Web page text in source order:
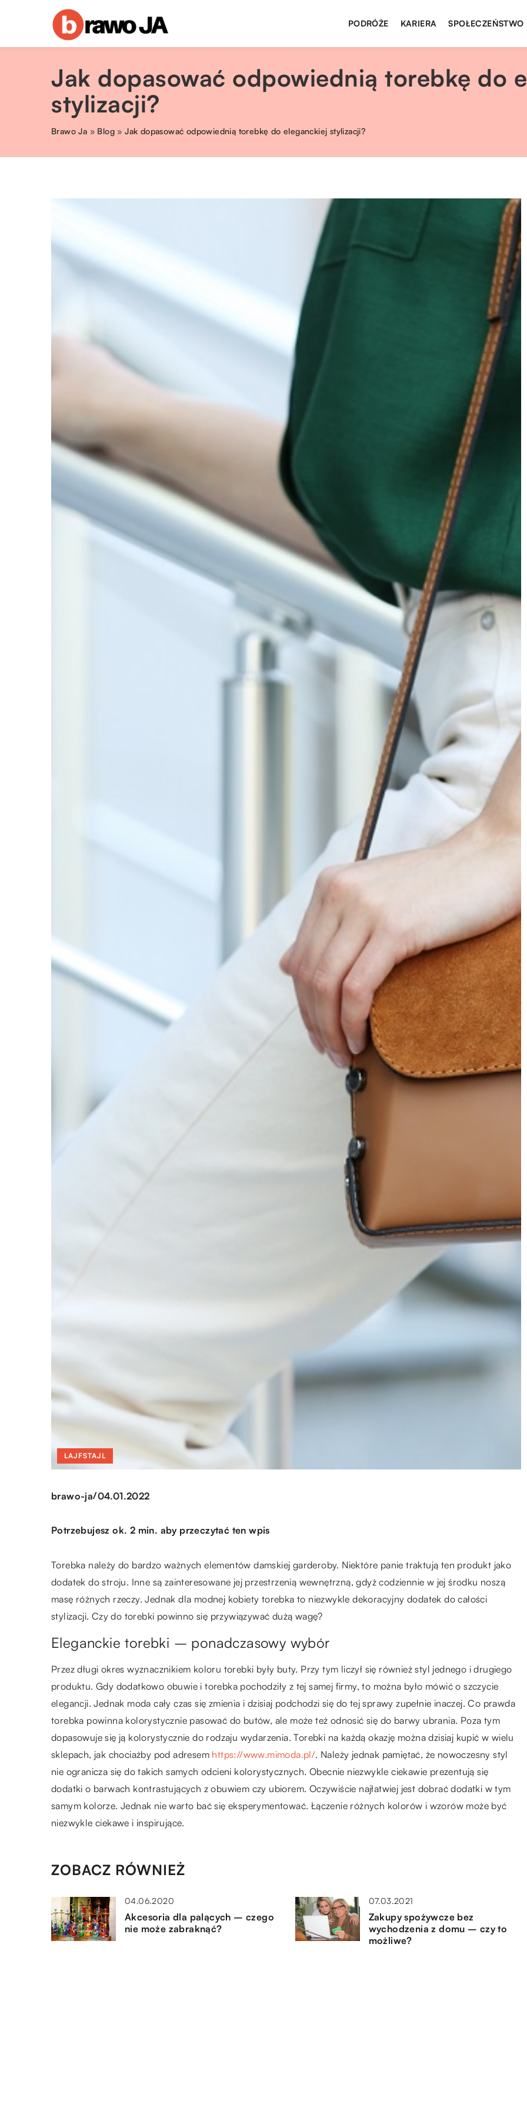
PODRÓŻE KARIERA SPOŁECZEŃSTWO
Jak dopasować odpowiednią torebkę do
stylizacji?
Brawo Ja » Blog »Jak dopasować odpowiednią torebkę do eleganckiej stylizacji?
LAJFSTAJL
brawo-ja/04.01.2022
Potrzebujesz ok. 2 min. aby przeczytać ten wpis
Torebka należy do bardzo ważnych elementów damskiej garderoby. Niektóre panie traktują ten produkt jako
dodatek do stroju. Inne są zainteresowane jej przestrzenią wewnętrzną, gdyż codziennie w jej środku noszą
masę różnych rzeczy. Jednak dla modnej kobiety torebka to niezwykle dekoracyjny dodatek do całości
stylizacji. Czy do torebki powinno się przywiązywać dużą wagę?
Eleganckie torebki – ponadczasowy wybór
Przez długi okres wyznacznikiem koloru torebki były buty. Przy tym liczył się również styl jednego i drugiego
produktu. Gdy dodatkowo obuwie i torebka pochodziły z tej samej firmy, to można było mówić o szczycie
elegancji. Jednak moda cały czas się zmienia i dzisiaj podchodzi się do tej sprawy zupełnie inaczej. Co prawda
torebka powinna kolorystycznie pasować do butów, ale może też odnosić się do barwy ubrania. Poza tym
dopasowuje się ją kolorystycznie do rodzaju wydarzenia. Torebki na każdą okazję można dzisiaj kupić w wielu
sklepach, jak chociażby pod adresem https://www.mimoda.pl/. Należy jednak pamiętać, że nowoczesny styl
nie ogranicza się do takich samych odcieni kolorystycznych. Obecnie niezwykle ciekawie prezentują się
dodatki o barwach kontrastujących z obuwiem czy ubiorem. Oczywiście najłatwiej jest dobrać dodatki w tym
samym kolorze. Jednak nie warto bać się eksperymentować. Łączenie różnych kolorów i wzorów może być
niezwykle ciekawe i inspirujące.
ZOBACZ RÓWNIEŻ
04.06.2020
Akcesoria dla palących – czego
nie może zabraknąć?
07.03.2021
Zakupy spożywcze bez
wychodzenia z domu – czy to
możliwe?